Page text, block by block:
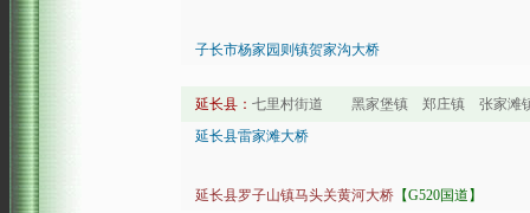
子长市杨家园则镇贺家沟大桥
延长县： 七里村街道 黑家堡镇 郑庄镇 张家滩
延长县雷家滩大桥
延长县罗子山镇马头关黄河大桥 【G520国道】